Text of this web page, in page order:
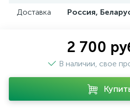
Доставка
Россия,
2 700
В наличии, свое